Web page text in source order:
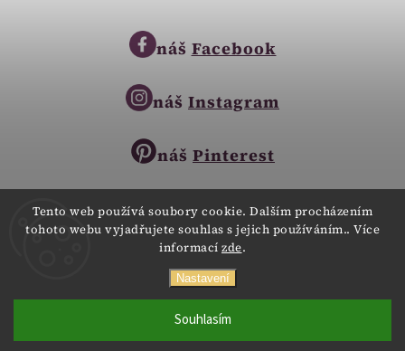
Tento web používá soubory cookie. Dalším procházením
tohoto webu vyjadřujete souhlas s jejich používáním.. Více
informací zde.
Nastavení
Souhlasím
obchod@zlatnictvi-zlaticko.cz
náš Facebook
náš Instagram
náš Pinterest
Copyright © 2023
Všechna práva vyhrazena.
WebdesignDigitalka.cz